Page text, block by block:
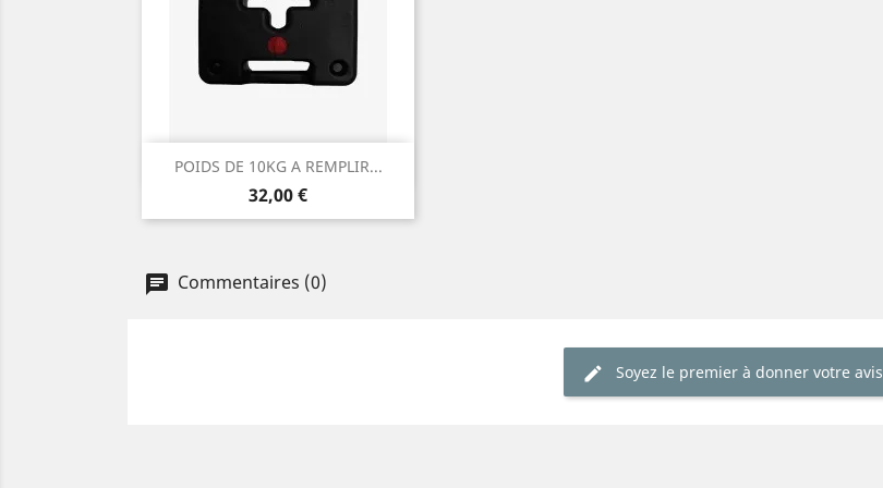
POIDS DE 10KG A REMPLIR...
Prix
32,00 €
Aperçu rapide
Commentaires (0)
Soyez le premier à donner votre avis